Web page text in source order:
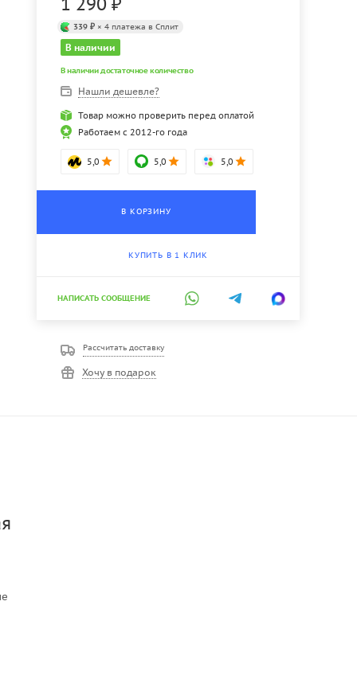
339 ₽ × 4 платежа в Сплит
В наличии
В наличии достаточное количество
Нашли дешевле?
Товар можно проверить перед оплатой
Работаем с 2012-го года
5,0 5,0 5,0
В КОРЗИНУ
КУПИТЬ В 1 КЛИК
НАПИСАТЬ СООБЩЕНИЕ
Рассчитать доставку
Хочу в подарок